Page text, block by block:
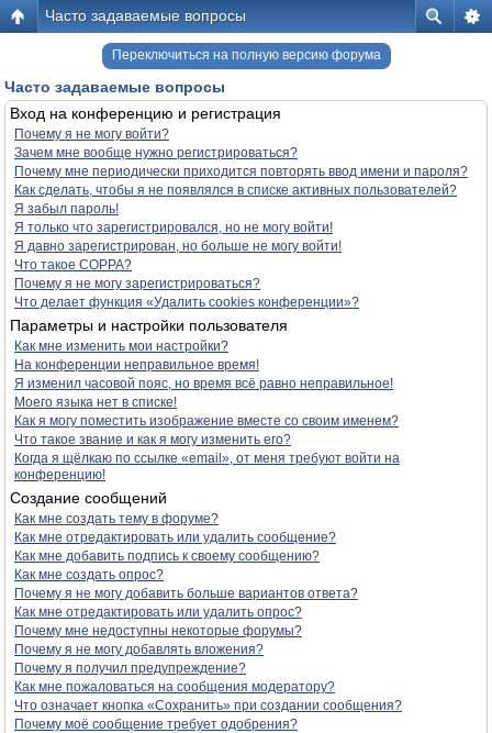
Часто задаваемые вопросы
Переключиться на полную версию форума
Часто задаваемые вопросы
Вход на конференцию и регистрация
Почему я не могу войти?
Зачем мне вообще нужно регистрироваться?
Почему мне периодически приходится повторять ввод имени и пароля?
Как сделать, чтобы я не появлялся в списке активных пользователей?
Я забыл пароль!
Я только что зарегистрировался, но не могу войти!
Я давно зарегистрирован, но больше не могу войти!
Что такое COPPA?
Почему я не могу зарегистрироваться?
Что делает функция «Удалить cookies конференции»?
Параметры и настройки пользователя
Как мне изменить мои настройки?
На конференции неправильное время!
Я изменил часовой пояс, но время всё равно неправильное!
Моего языка нет в списке!
Как я могу поместить изображение вместе со своим именем?
Что такое звание и как я могу изменить его?
Когда я щёлкаю по ссылке «email», от меня требуют войти на
конференцию!
Создание сообщений
Как мне создать тему в форуме?
Как мне отредактировать или удалить сообщение?
Как мне добавить подпись к своему сообщению?
Как мне создать опрос?
Почему я не могу добавить больше вариантов ответа?
Как мне отредактировать или удалить опрос?
Почему мне недоступны некоторые форумы?
Почему я не могу добавлять вложения?
Почему я получил предупреждение?
Как мне пожаловаться на сообщения модератору?
Что означает кнопка «Сохранить» при создании сообщения?
Почему моё сообщение требует одобрения?